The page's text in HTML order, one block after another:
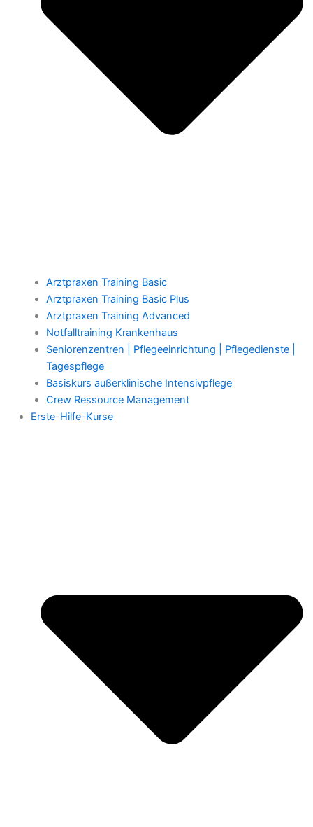
Arztpraxen Training Basic
Arztpraxen Training Basic Plus
Arztpraxen Training Advanced
Notfalltraining Krankenhaus
Seniorenzentren | Pflegeeinrichtung | Pflegedienste |
Tagespflege
Basiskurs außerklinische Intensivpflege
Crew Ressource Management
Erste-Hilfe-Kurse